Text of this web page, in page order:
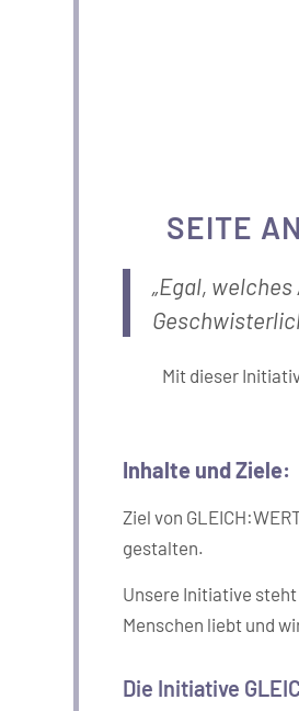
SEITE
„Egal,
Mit dieser
Inhalte und Ziele:
Ziel von
gestalten.
Unsere Initiative steht
Menschen liebt und
Die Initiative